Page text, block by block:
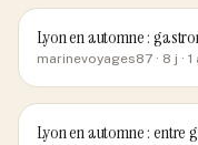
Lyon en automne :
marinevoyages87 · 8 j ·
Lyon en automne : entre